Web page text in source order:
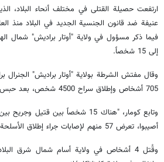
ارتفعت حصيلة القتلى في مختلف أنحاء البلاد،
عنيفة ضد قانون الجنسية الجديد في البلاد منذ
إلى 15 شخصاً.
وقال مفتش الشرطة بولاية "أوتار براديش" الجنرال
705 أشخاص وإطلاق سراح 4500 شخص، بعد حبس احتياطي لفترة قصيرة".
أصيبوا، تعرض 57 منهم لإصابات جراء إطلاق الأسلحة النارية عليهم".
وقُتل 4 أشخاص في ولاية أسام شمال شرق